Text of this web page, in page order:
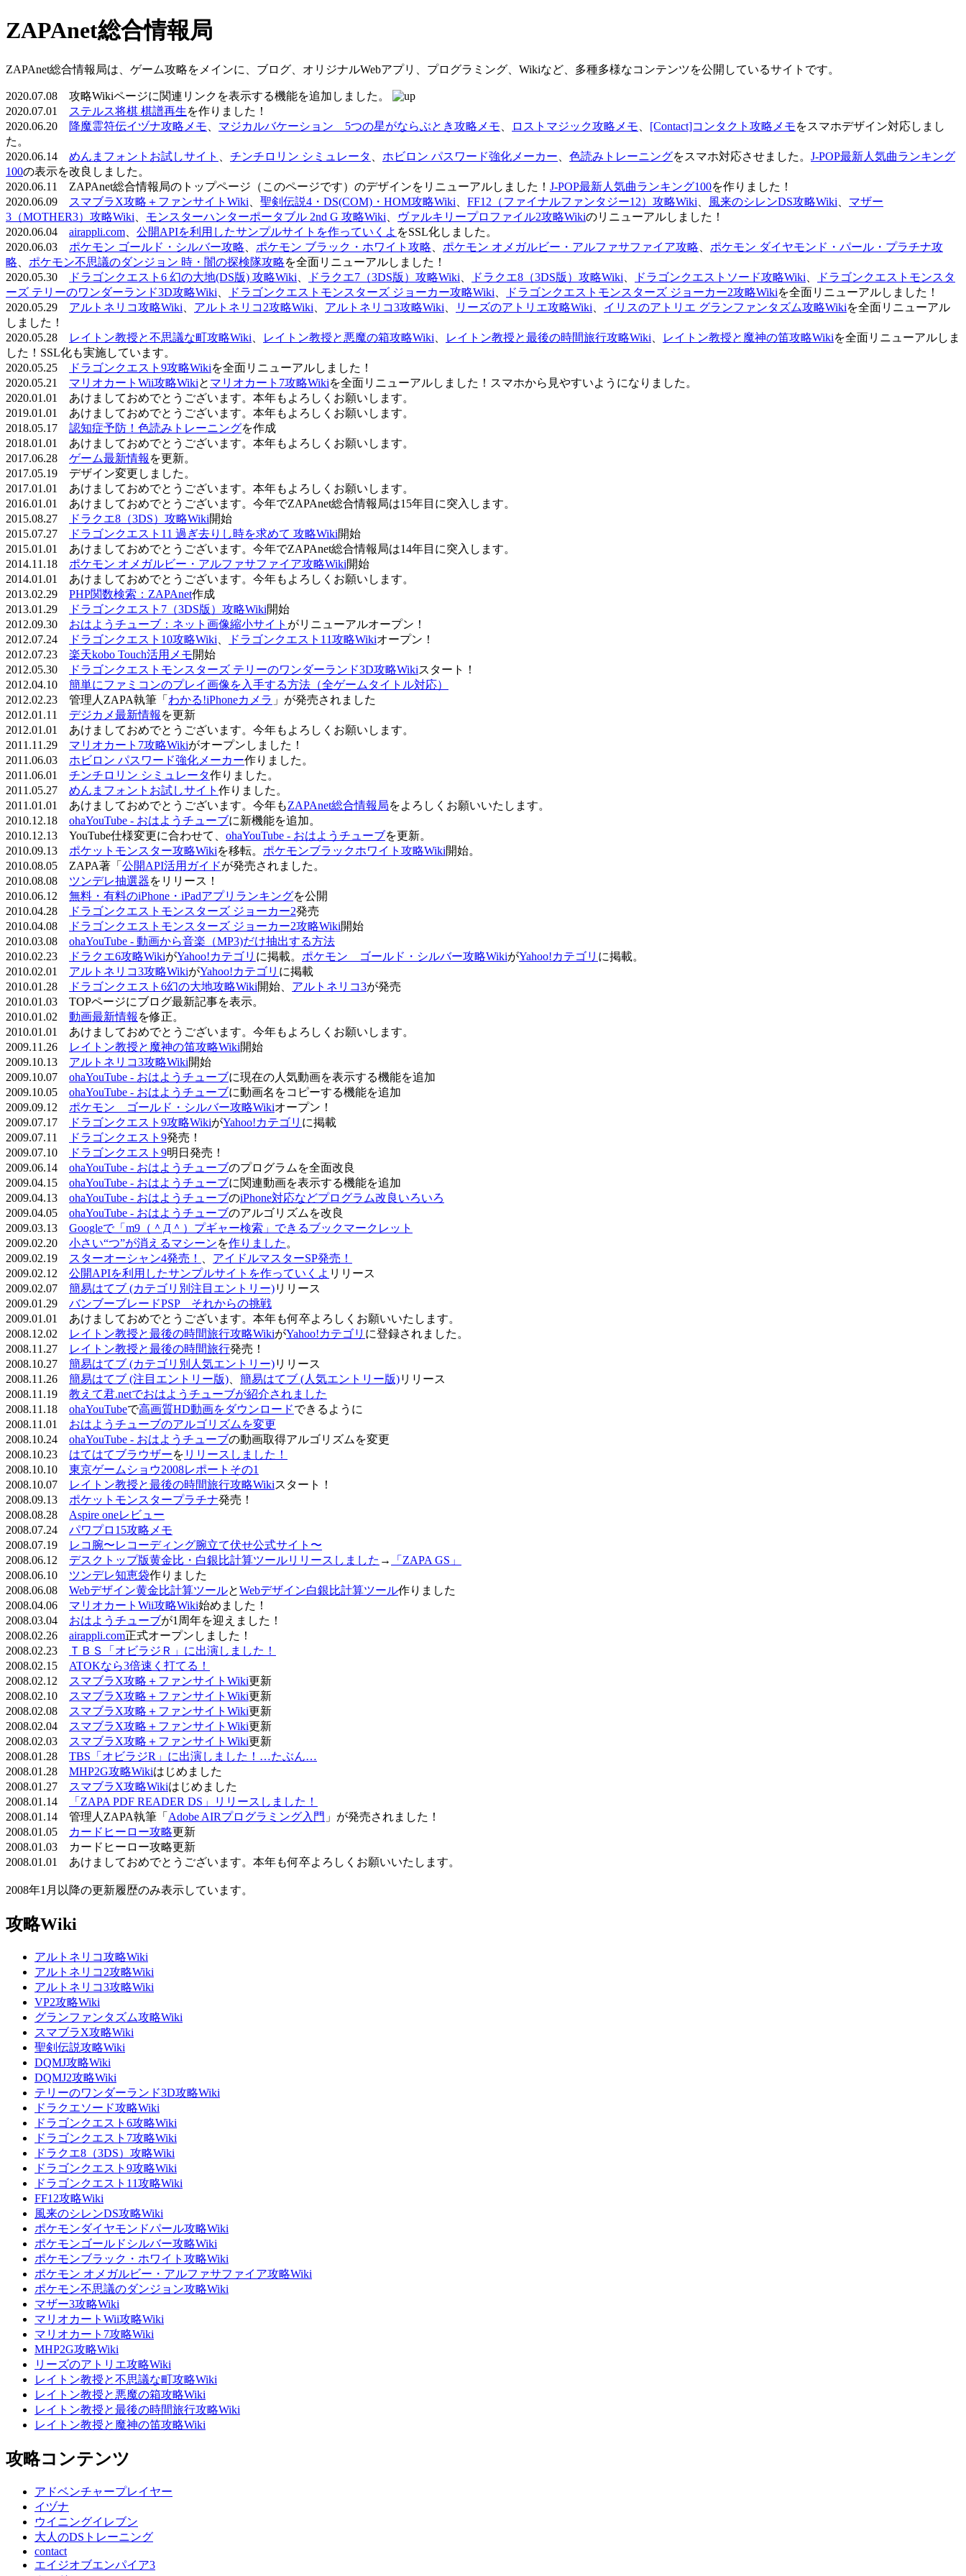
ZAPAnet総合情報局
ZAPAnet総合情報局は、ゲーム攻略をメインに、ブログ、オリジナルWebアプリ、プログラミング、Wikiなど、多種多様なコンテンツを公開しているサイトです。
2020.07.08 攻略Wikiページに関連リンクを表示する機能を追加しました。
2020.07.01
ステルス将棋 棋譜再生を作りました！
2020.06.20
降魔霊符伝イヅナ攻略メモ マジカルバケーション 5つの星がならぶとき攻略メモ ロストマジック攻略メモ [Contact]コンタクト攻略メモをスマホデザイン対応しまし
た。
2020.06.14 めんまフォントお試しサイト チンチロリン シミュレータ ホビロン パスワード強化メーカー 色読みトレーニングをスマホ対応させました。 J-POP最新人気曲ランキング
100の表示を改良しました。
2020.06.11 ZAPAnet総合情報局のトップページ（このページです）のデザインをリニューアルしました！ J-POP最新人気曲ランキング100を作りました！
2020.06.09
スマブラX攻略＋ファンサイトWiki 聖剣伝説4・DS(COM)・HOM攻略Wiki FF12（ファイナルファンタジー12）攻略Wiki 風来のシレンDS攻略Wiki
マザー
3（MOTHER3）攻略Wiki
モンスターハンターポータブル 2nd G 攻略Wiki ヴァルキリープロファイル2攻略Wikiのリニューアルしました！
2020.06.04 airappli.com 公開APIを利用したサンプルサイトを作っていくよ をSSL化しました。
2020.06.03 ポケモン ゴールド・シルバー攻略 ポケモン ブラック・ホワイト攻略 ポケモン オメガルビー・アルファサファイア攻略
ポケモン ダイヤモンド・パール・プラチナ攻
略
ポケモン不思議のダンジョン 時・闇の探検隊攻略を全面リニューアルしました！
2020.05.30
ドラゴンクエスト6 幻の大地(DS版) 攻略Wiki ドラクエ7（3DS版）攻略Wiki ドラクエ8（3DS版）攻略Wiki ドラゴンクエストソード攻略Wiki
ドラゴンクエストモンスタ
ーズ テリーのワンダーランド3D攻略Wiki
ドラゴンクエストモンスターズ ジョーカー攻略Wiki ドラゴンクエストモンスターズ ジョーカー2攻略Wikiを全面リニューアルしました！
2020.05.29 アルトネリコ攻略Wiki アルトネリコ2攻略Wiki アルトネリコ3攻略Wiki リーズのアトリエ攻略Wiki イリスのアトリエ グランファンタズム攻略Wikiを全面リニューアル
しました！
2020.05.28
レイトン教授と不思議な町攻略Wiki レイトン教授と悪魔の箱攻略Wiki レイトン教授と最後の時間旅行攻略Wiki レイトン教授と魔神の笛攻略Wikiを全面リニューアルしま
した！SSL化も実施しています。
2020.05.25
ドラゴンクエスト9攻略Wikiを全面リニューアルしました！
2020.05.21 マリオカートWii攻略Wikiと マリオカート7攻略Wikiを全面リニューアルしました！スマホから見やすいようになりました。
2020.01.01 あけましておめでとうございます。本年もよろしくお願いします。
2019.01.01 あけましておめでとうございます。本年もよろしくお願いします。
2018.05.17 認知症予防！色読みトレーニングを作成
2018.01.01 あけましておめでとうございます。本年もよろしくお願いします。
2017.06.28 ゲーム最新情報 を更新。
2017.05.19 デザイン変更しました。
2017.01.01 あけましておめでとうございます。本年もよろしくお願いします。
2016.01.01 あけましておめでとうございます。今年でZAPAnet総合情報局は15年目に突入します。
2015.08.27
ドラクエ8（3DS）攻略Wiki開始
2015.07.27
ドラゴンクエスト11 過ぎ去りし時を求めて 攻略Wiki開始
2015.01.01 あけましておめでとうございます。今年でZAPAnet総合情報局は14年目に突入します。
2014.11.18 ポケモン オメガルビー・アルファサファイア攻略Wiki開始
2014.01.01 あけましておめでとうございます。今年もよろしくお願いします。
2013.02.29 PHP関数検索：ZAPAnet作成
2013.01.29
ドラゴンクエスト7（3DS版）攻略Wiki開始
2012.09.30 おはようチューブ：ネット画像縮小サイト がリニューアルオープン！
2012.07.24
ドラゴンクエスト10攻略Wiki ドラゴンクエスト11攻略Wikiオープン！
2012.07.23 楽天kobo Touch活用メモ開始
2012.05.30
ドラゴンクエストモンスターズ テリーのワンダーランド3D攻略Wikiスタート！
2012.04.10 簡単にファミコンのプレイ画像を入手する方法（全ゲームタイトル対応）
2012.02.23 管理人ZAPA執筆「 わかる!iPhoneカメラ 」が発売されました
2012.01.11 デジカメ最新情報 を更新
2012.01.01 あけましておめでとうございます。今年もよろしくお願いします。
2011.11.29 マリオカート7攻略Wikiがオープンしました！
2011.06.03 ホビロン パスワード強化メーカー作りました。
2011.06.01 チンチロリン シミュレータ作りました。
2011.05.27 めんまフォントお試しサイト 作りました。
2011.01.01 あけましておめでとうございます。今年もZAPAnet総合情報局をよろしくお願いいたします。
2010.12.18 ohaYouTube - おはようチューブに新機能を追加。
2010.12.13 YouTube仕様変更に合わせて、 ohaYouTube - おはようチューブを更新。
2010.09.13 ポケットモンスター攻略Wikiを移転。 ポケモンブラックホワイト攻略Wiki開始。
2010.08.05 ZAPA著「 公開API活用ガイドが発売されました。
2010.08.08 ツンデレ抽選器をリリース！
2010.06.12 無料・有料のiPhone・iPadアプリランキングを公開
2010.04.28
ドラゴンクエストモンスターズ ジョーカー2発売
2010.04.08
ドラゴンクエストモンスターズ ジョーカー2攻略Wiki開始
2010.03.08 ohaYouTube - 動画から音楽（MP3)だけ抽出する方法
2010.02.23
ドラクエ6攻略WikiがYahoo!カテゴリ に掲載。 ポケモン ゴールド・シルバー攻略WikiがYahoo!カテゴリ に掲載。
2010.02.01 アルトネリコ3攻略WikiがYahoo!カテゴリ に掲載
2010.01.28
ドラゴンクエスト6幻の大地攻略Wiki開始、 アルトネリコ3が発売
2010.01.03 TOPページにブログ最新記事を表示。
2010.01.02 動画最新情報 を修正。
2010.01.01 あけましておめでとうございます。今年もよろしくお願いします。
2009.11.26
レイトン教授と魔神の笛攻略Wiki開始
2009.10.13 アルトネリコ3攻略Wiki開始
2009.10.07 ohaYouTube - おはようチューブに現在の人気動画を表示する機能を追加
2009.10.05 ohaYouTube - おはようチューブに動画名をコピーする機能を追加
2009.09.12 ポケモン ゴールド・シルバー攻略Wikiオープン！
2009.07.17
ドラゴンクエスト9攻略WikiがYahoo!カテゴリ に掲載
2009.07.11
ドラゴンクエスト9発売！
2009.07.10
ドラゴンクエスト9明日発売！
2009.06.14 ohaYouTube - おはようチューブのプログラムを全面改良
2009.04.15 ohaYouTube - おはようチューブに関連動画を表示する機能を追加
2009.04.13 ohaYouTube - おはようチューブのiPhone対応などプログラム改良いろいろ
2009.04.05 ohaYouTube - おはようチューブのアルゴリズムを改良
2009.03.13 Googleで「m9（＾Д＾）プギャー検索」できるブックマークレット
2009.02.20 小さい“つ”が消えるマシーンを作りました 。
2009.02.19
スターオーシャン4発売！
アイドルマスターSP発売！
2009.02.12 公開APIを利用したサンプルサイトを作っていくよ リリース
2009.02.07 簡易はてブ (カテゴリ別注目エントリー)リリース
2009.01.29 バンブーブレードPSP それからの挑戦
2009.01.01 あけましておめでとうございます。本年も何卒よろしくお願いいたします。
2008.12.02
レイトン教授と最後の時間旅行攻略WikiがYahoo!カテゴリ に登録されました。
2008.11.27
レイトン教授と最後の時間旅行発売！
2008.10.27 簡易はてブ (カテゴリ別人気エントリー)リリース
2008.11.26 簡易はてブ (注目エントリー版) 簡易はてブ (人気エントリー版)リリース
2008.11.19 教えて君.netでおはようチューブが紹介されました
2008.11.18 ohaYouTubeで高画質HD動画をダウンロードできるように
2008.11.01 おはようチューブのアルゴリズムを変更
2008.10.24 ohaYouTube - おはようチューブの動画取得アルゴリズムを変更
2008.10.23 はてはてブラウザーを リリースしました！
2008.10.10 東京ゲームショウ2008レポートその1
2008.10.07
レイトン教授と最後の時間旅行攻略Wikiスタート！
2008.09.13 ポケットモンスタープラチナ発売！
2008.08.28 Aspire oneレビュー
2008.07.24 パワプロ15攻略メモ
2008.07.19
レコ腕〜レコーディング腕立て伏せ公式サイト〜
2008.06.12 デスクトップ版黄金比・白銀比計算ツールリリースしました →
「ZAPA GS」
2008.06.10 ツンデレ知恵袋作りました
2008.06.08 Webデザイン黄金比計算ツールとWebデザイン白銀比計算ツール作りました
2008.04.06 マリオカートWii攻略Wiki始めました！
2008.03.04 おはようチューブが1周年を迎えました！
2008.02.26 airappli.com正式オープンしました！
2008.02.23
ＴＢＳ「オビラジＲ」に出演しました！
2008.02.15 ATOKなら3倍速く打てる！
2008.02.12
スマブラX攻略＋ファンサイトWiki更新
2008.02.10
スマブラX攻略＋ファンサイトWiki更新
2008.02.08
スマブラX攻略＋ファンサイトWiki更新
2008.02.04
スマブラX攻略＋ファンサイトWiki更新
2008.02.03
スマブラX攻略＋ファンサイトWiki更新
2008.01.28 TBS「オビラジR」に出演しました！…たぶん…
2008.01.28 MHP2G攻略Wikiはじめました
2008.01.27
スマブラX攻略Wikiはじめました
2008.01.14
「ZAPA PDF READER DS」リリースしました！
2008.01.14 管理人ZAPA執筆「 Adobe AIRプログラミング入門 」が発売されました！
2008.01.05
カードヒーロー攻略更新
2008.01.03 カードヒーロー攻略更新
2008.01.01 あけましておめでとうございます。本年も何卒よろしくお願いいたします。
2008年1月以降の更新履歴のみ表示しています。
攻略Wiki
アルトネリコ攻略Wiki
アルトネリコ2攻略Wiki
アルトネリコ3攻略Wiki
VP2攻略Wiki
グランファンタズム攻略Wiki
スマブラX攻略Wiki
聖剣伝説攻略Wiki
DQMJ攻略Wiki
DQMJ2攻略Wiki
テリーのワンダーランド3D攻略Wiki
ドラクエソード攻略Wiki
ドラゴンクエスト6攻略Wiki
ドラゴンクエスト7攻略Wiki
ドラクエ8（3DS）攻略Wiki
ドラゴンクエスト9攻略Wiki
ドラゴンクエスト11攻略Wiki
FF12攻略Wiki
風来のシレンDS攻略Wiki
ポケモンダイヤモンドパール攻略Wiki
ポケモンゴールドシルバー攻略Wiki
ポケモンブラック・ホワイト攻略Wiki
ポケモン オメガルビー・アルファサファイア攻略Wiki
ポケモン不思議のダンジョン攻略Wiki
マザー3攻略Wiki
マリオカートWii攻略Wiki
マリオカート7攻略Wiki
MHP2G攻略Wiki
リーズのアトリエ攻略Wiki
レイトン教授と不思議な町攻略Wiki
レイトン教授と悪魔の箱攻略Wiki
レイトン教授と最後の時間旅行攻略Wiki
レイトン教授と魔神の笛攻略Wiki
攻略コンテンツ
アドベンチャープレイヤー
イヅナ
ウイニングイレブン
大人のDSトレーニング
contact
エイジオブエンパイア3